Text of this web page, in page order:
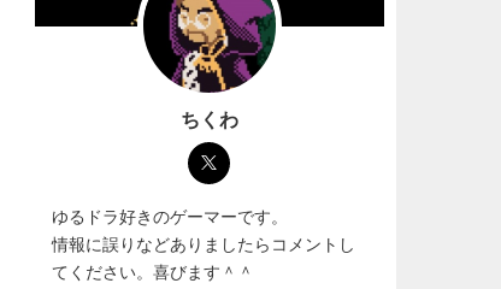
ちくわ
ゆるドラ好きのゲーマーです。
情報に誤りなどありましたらコメントし
てください。喜びます＾＾